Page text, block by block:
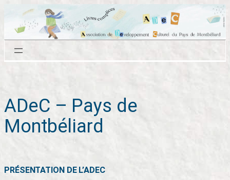
contenu
ADeC – Pays de
Montbéliard
PRÉSENTATION DE L’ADEC